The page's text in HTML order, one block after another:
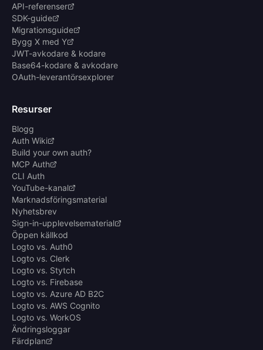
API-referenser
SDK-guide
Migrationsguide
Bygg X med Y
JWT-avkodare & kodare
Base64-kodare & avkodare
OAuth-leverantörsexplorer
Resurser
Blogg
Auth Wiki
Build your own auth?
MCP Auth
CLI Auth
YouTube-kanal
Marknadsföringsmaterial
Nyhetsbrev
Sign-in-upplevelsematerial
Öppen källkod
Logto vs. Auth0
Logto vs. Clerk
Logto vs. Stytch
Logto vs. Firebase
Logto vs. Azure AD B2C
Logto vs. AWS Cognito
Logto vs. WorkOS
Ändringsloggar
Färdplan